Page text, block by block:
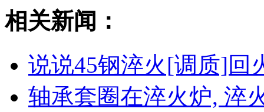
相关新闻：
说说45钢淬火[调质]回
轴承套圈在淬火炉, 淬